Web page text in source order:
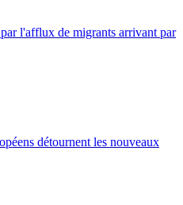
l'afflux de migrants arrivant par
détournent les nouveaux